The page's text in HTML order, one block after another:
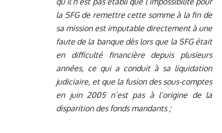
la SFG de remettre cette somme à la fin de
sa mission est imputable directement à une
faute de la banque dès lors que la SFG était
en difficulté financière depuis plusieurs
années, ce qui a conduit à sa liquidation
judiciaire, et que la fusion des sous-comptes
en juin 2005 n’est pas à l’origine de la
disparition des fonds mandants ;